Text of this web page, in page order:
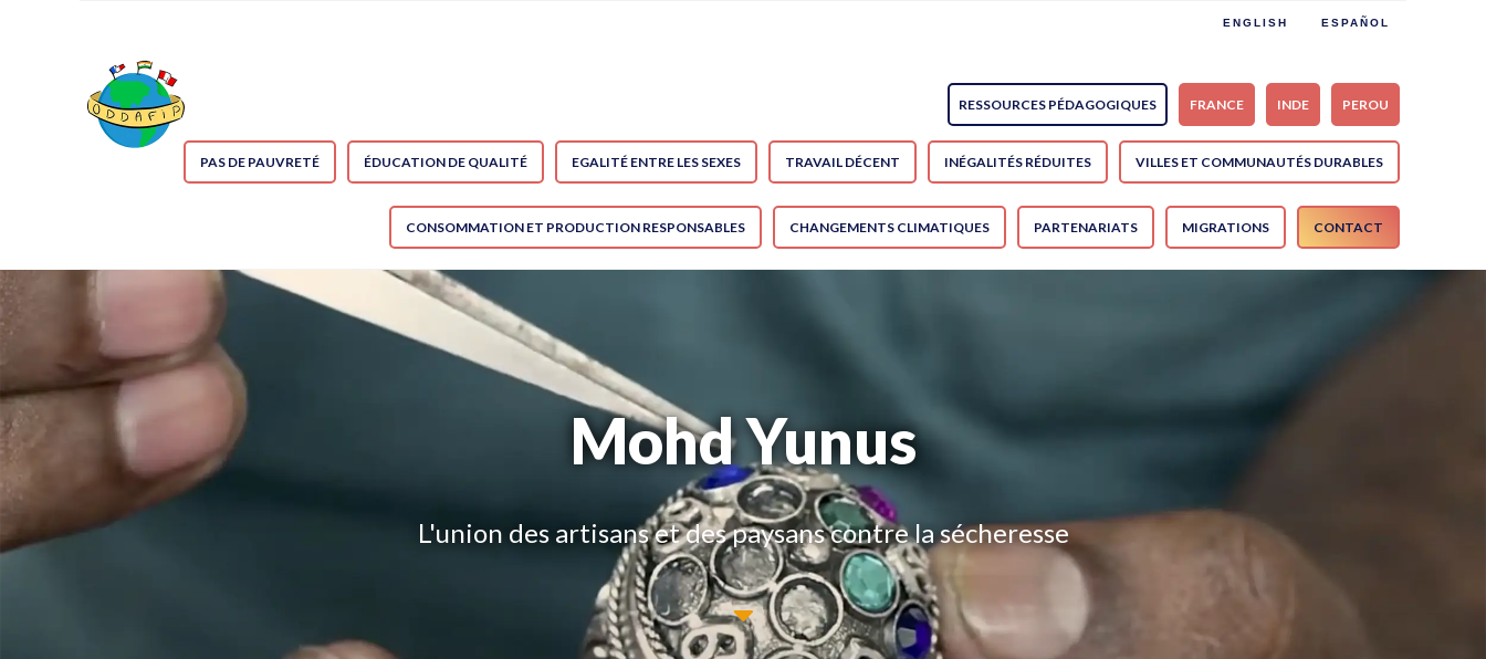
ESPAÑOL
ENGLISH
RESSOURCES PÉDAGOGIQUES FRANCE INDE PEROU
PAS DE PAUVRETÉ ÉDUCATION DE QUALITÉ EGALITÉ ENTRE LES SEXES TRAVAIL DÉCENT INÉGALITÉS RÉDUITES VILLES ET COMMUNAUTÉS DURABLES
CONSOMMATION ET PRODUCTION RESPONSABLES CHANGEMENTS CLIMATIQUES PARTENARIATS MIGRATIONS CONTACT
Mohd Yunus
L'union des artisans et des paysans contre la sécheresse